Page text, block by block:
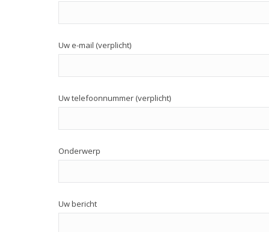
Uw e-mail (verplicht)
Uw telefoonnummer (verplicht)
Onderwerp
Uw bericht